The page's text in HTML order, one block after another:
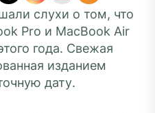
слухи о том, что
Pro и MacBook Air
года. Свежая
изданием
дату.